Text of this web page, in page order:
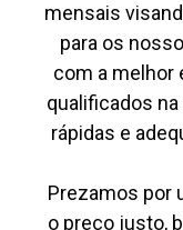
mensais
para os
com a melhor
qualificados
rápidas e
Prezamos por
o preço justo,